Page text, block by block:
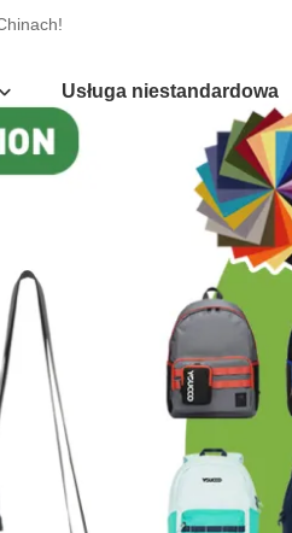
Usługa niestandardowa